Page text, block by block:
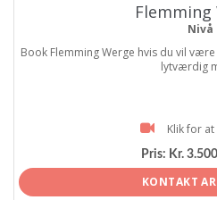
Flemming
Nivå
Book Flemming Werge hvis du vil
lytværdig
Klik for
Pris: Kr.
KONTAKT